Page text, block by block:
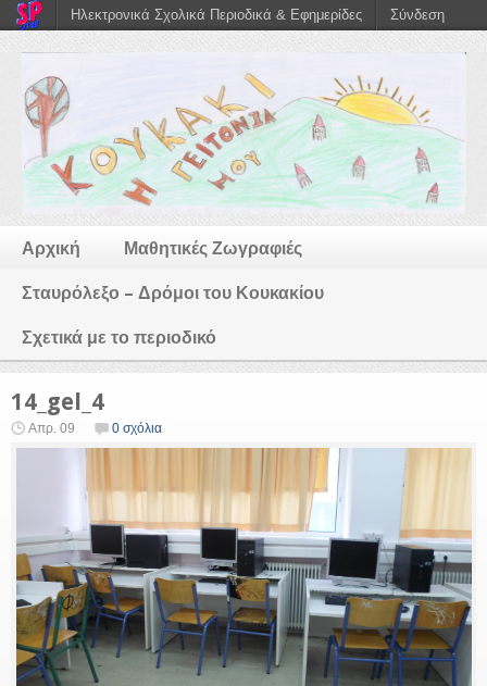
Αρχική Μαθητικές Ζωγραφιές
Σταυρόλεξο – Δρόμοι του Κουκακίου
Σχετικά με το περιοδικό
14_gel_4
Απρ. 09 0 σχόλια
Ηλεκτρονικά Σχολικά Περιοδικά & Εφημερίδες Σύνδεση